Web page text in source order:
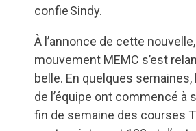
confie Sindy.
À l’annonce de cette
mouvement MEMC s’est
belle. En quelques
de l’équipe ont commencé à
fin de semaine des courses